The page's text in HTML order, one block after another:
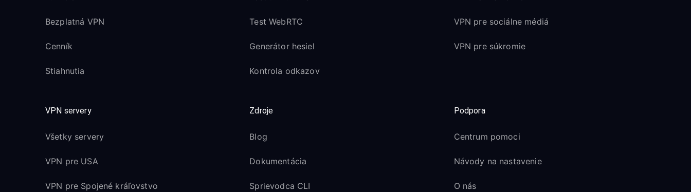
Bezplatná VPN
Cenník
Stiahnutia
Test WebRTC
Generátor hesiel
Kontrola odkazov
VPN pre sociálne médiá
VPN pre súkromie
VPN servery
Všetky servery
VPN pre USA
VPN pre Spojené kráľovstvo
Zdroje
Blog
Dokumentácia
Sprievodca CLI
Podpora
Centrum pomoci
Návody na nastavenie
O nás